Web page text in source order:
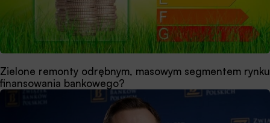
Zielone remonty odrębnym, masowym segmentem rynku
finansowania bankowego?